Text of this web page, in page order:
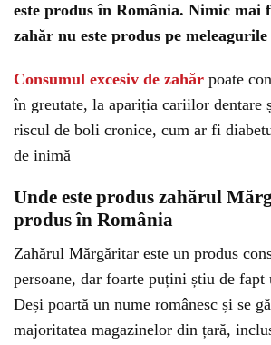
este produs în România. Nimic mai
zahăr nu este produs pe meleagurile
Consumul excesiv de zahăr poate
în greutate, la apariția cariilor dentare
riscul de boli cronice, cum ar fi
de inimă
Unde este produs zahărul
produs în România
Zahărul Mărgăritar este un produs
persoane, dar foarte puțini știu de fapt
Deși poartă un nume românesc și se
majoritatea magazinelor din țară,